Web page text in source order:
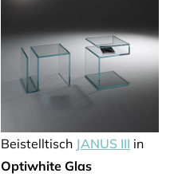
Beistelltisch JANUS III in
Optiwhite Glas